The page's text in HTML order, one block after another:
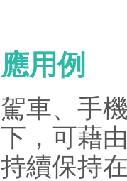
應用例
駕車、手
下，可藉
持續保持